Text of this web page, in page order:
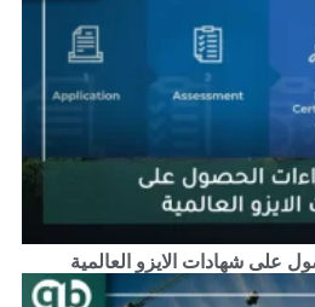
على شهادات الايزو العالمية